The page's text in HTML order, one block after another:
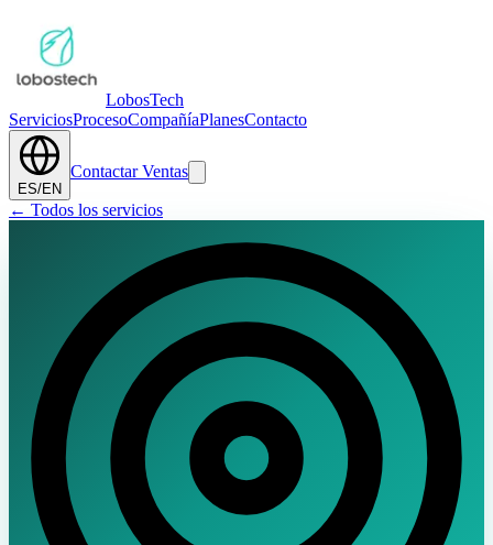
LobosTech
ServiciosProcesoCompañíaPlanesContacto
ES/EN
Contactar Ventas
← Todos los servicios